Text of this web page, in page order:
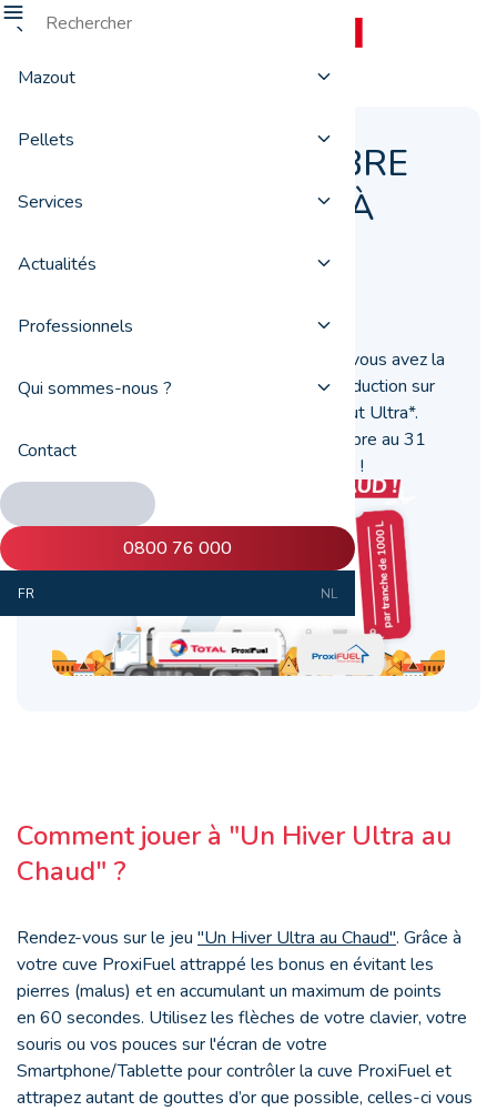
Mazout
Pellets
Services
Actualités
Professionnels
Qui sommes-nous ?
Contact
0800 76 000
FR NL
UN GRAND NOMBRE
DE RÉDUCTIONS À
GAGNER !
Grâce au jeu "Un Hiver Ultra au chaud" vous avez la
possibilité de gagner jusqu'à 60€ de réduction sur
votre prochaine commande Total Mazout Ultra*.
Jouez à notre jeu en ligne du 03 décembre au 31
décembre 2020 et tentez votre chance !
Comment jouer à "Un Hiver Ultra au
Chaud" ?
Rendez-vous sur le jeu "Un Hiver Ultra au Chaud". Grâce à
votre cuve ProxiFuel attrappé les bonus en évitant les
pierres (malus) et en accumulant un maximum de points
en 60 secondes. Utilisez les flèches de votre clavier, votre
souris ou vos pouces sur l'écran de votre
Smartphone/Tablette pour contrôler la cuve ProxiFuel et
attrapez autant de gouttes d’or que possible, celles-ci vous